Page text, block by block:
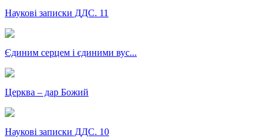
Наукові записки ДДС. 11
Єдиним серцем і єдиними вус...
Церква – дар Божий
Наукові записки ДДС. 10